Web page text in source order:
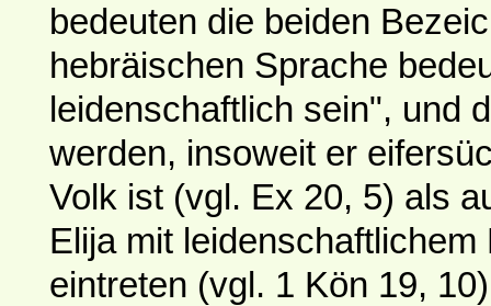
bedeuten die beiden
hebräischen Sprache
leidenschaftlich sein", und
werden, insoweit er
Volk ist (vgl. Ex 20, 5) als
Elija mit
eintreten (vgl. 1 Kön 19,